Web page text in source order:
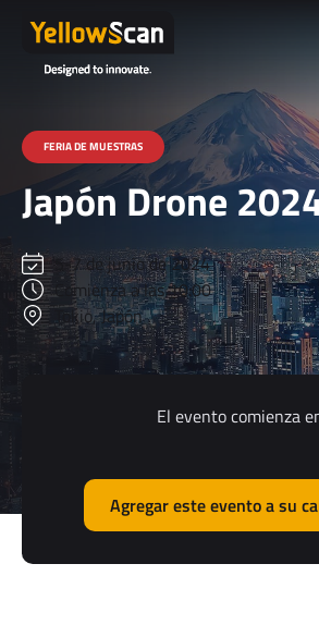
FERIA DE MUESTRAS
Japón Drone
5-7 de junio de 2024
Comienza a las 10:00
Tokio, Japón
El evento comienza
Agregar este evento a su